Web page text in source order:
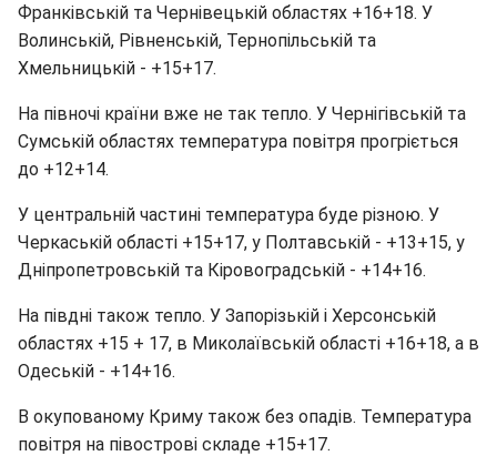
Франківській та Чернівецькій областях +16+18. У
Волинській, Рівненській, Тернопільській та
Хмельницькій - +15+17.
На півночі країни вже не так тепло. У Чернігівській та
Сумській областях температура повітря прогріється
до +12+14.
У центральній частині температура буде різною. У
Черкаській області +15+17, у Полтавській - +13+15, у
Дніпропетровській та Кіровоградській - +14+16.
На півдні також тепло. У Запорізькій і Херсонській
областях +15 + 17, в Миколаївській області +16+18, а в
Одеській - +14+16.
В окупованому Криму також без опадів. Температура
повітря на півострові складе +15+17.